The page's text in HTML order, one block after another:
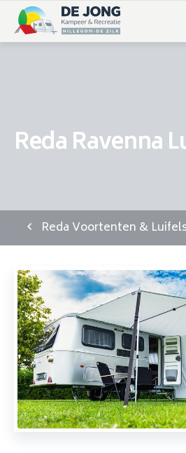
Reda Ravenna
Reda Voortenten &